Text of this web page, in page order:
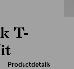
T-
Productdetails